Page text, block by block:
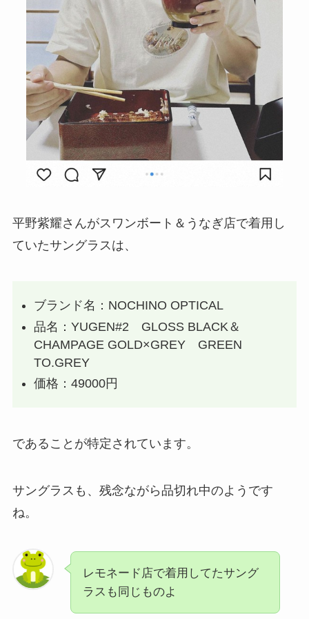
平野紫耀さんがスワンボート＆うなぎ店で着用し
ていたサングラスは、
ブランド名：NOCHINO OPTICAL
品名：YUGEN#2 GLOSS BLACK＆
CHAMPAGE GOLD×GREY GREEN
TO.GREY
価格：49000円
であることが特定されています。
サングラスも、残念ながら品切れ中のようです
ね。
レモネード店で着用してたサング
ラスも同じものよ